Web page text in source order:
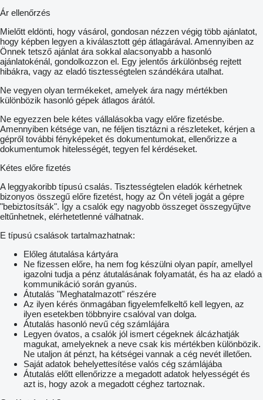
Ár ellenőrzés
Mielőtt eldönti, hogy vásárol, gondosan nézzen végig több ajánlatot,
hogy képben legyen a kiválasztott gép átlagárával. Amennyiben az
Önnek tetsző ajánlat ára sokkal alacsonyabb a hasonló
ajánlatokénál, gondolkozzon el. Egy jelentős árkülönbség rejtett
hibákra, vagy az eladó tisztességtelen szándékára utalhat.
Ne vegyen olyan termékeket, amelyek ára nagy mértékben
különbözik hasonló gépek átlagos árától.
Ne egyezzen bele kétes vállalásokba vagy előre fizetésbe.
Amennyiben kétsége van, ne féljen tisztázni a részleteket, kérjen a
gépről további fényképeket és dokumentumokat, ellenőrizze a
dokumentumok hitelességét, tegyen fel kérdéseket.
Kétes előre fizetés
A leggyakoribb típusú csalás. Tisztességtelen eladók kérhetnek
bizonyos összegű előre fizetést, hogy az Ön vételi jogát a gépre
"bebiztosítsák". Így a csalók egy nagyobb összeget összegyűjtve
eltűnhetnek, elérhetetlenné válhatnak.
E típusú csalások tartalmazhatnak:
Előleg átutalása kártyára
Ne fizessen előre, ha nem fog készülni olyan papír, amellyel
igazolni tudja a pénz átutalásának folyamatát, és ha az eladó a
kommunikáció során gyanús.
Átutalás "Meghatalmazott" részére
Az ilyen kérés önmagában figyelemfelkeltő kell legyen, az
ilyen esetekben többnyire csalóval van dolga.
Átutalás hasonló nevű cég számlájára
Legyen óvatos, a csalók jól ismert cégeknek álcázhatják
magukat, amelyeknek a neve csak kis mértékben különbözik.
Ne utaljon át pénzt, ha kétségei vannak a cég nevét illetően.
Saját adatok behelyettesítése valós cég számlájába
Átutalás előtt ellenőrizze a megadott adatok helyességét és
azt is, hogy azok a megadott céghez tartoznak.